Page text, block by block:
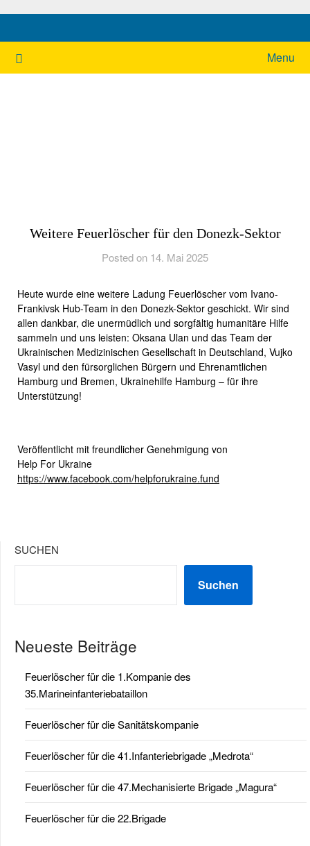
Ukrainehilfe Hamburg
Menu
Weitere Feuerlöscher für den Donezk-Sektor
Posted on 14. Mai 2025
Heute wurde eine weitere Ladung Feuerlöscher vom Ivano-
Frankivsk Hub-Team in den Donezk-Sektor geschickt. Wir sind
allen dankbar, die unermüdlich und sorgfältig humanitäre Hilfe
sammeln und uns leisten: Oksana Ulan und das Team der
Ukrainischen Medizinischen Gesellschaft in Deutschland, Vujko
Vasyl und den fürsorglichen Bürgern und Ehrenamtlichen
Hamburg und Bremen, Ukrainehilfe Hamburg – für ihre
Unterstützung!
Veröffentlicht mit freundlicher Genehmigung von
Help For Ukraine
https://www.facebook.com/helpforukraine.fund
SUCHEN
Suchen
Neueste Beiträge
Feuerlöscher für die 1.Kompanie des
35.Marineinfanteriebataillon
Feuerlöscher für die Sanitätskompanie
Feuerlöscher für die 41.Infanteriebrigade „Medrota“
Feuerlöscher für die 47.Mechanisierte Brigade „Magura“
Feuerlöscher für die 22.Brigade